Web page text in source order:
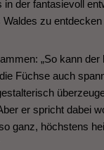
in der fantasievoll
zu entdecken
„So kann der
Füchse auch
er spricht dabei
ganz, höchstens